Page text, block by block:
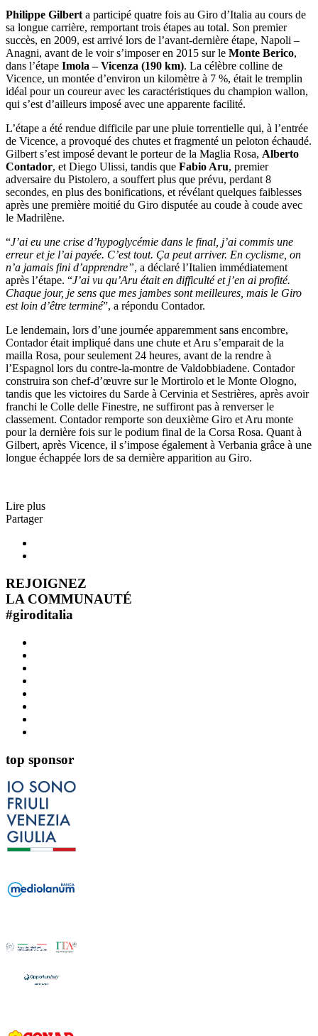
Philippe Gilberta participé quatre fois au Giro d’Italia au cours de
sa longue carrière, remportant trois étapes au total. Son premier
succès, en 2009, est arrivé lors de l’avant-dernière étape, Napoli –
Anagni, avant de le voir s’imposer en 2015 sur le Monte Berico,
dans l’étape Imola –Vicenza (190 km). La célèbre colline de
Vicence, un montée d’environ un kilomètre à 7 %, était le tremplin
idéal pour un coureur avec les caractéristiques du champion wallon,
qui s’est d’ailleurs imposé avec une apparente facilité.
L’étape a été rendue difficile par une pluie torrentielle qui, à l’entrée
de Vicence, a provoqué des chutes et fragmenté un peloton échaudé.
Gilbert s’est imposé devant le porteur de la Maglia Rosa, Alberto
Contador, et Diego Ulissi, tandis que Fabio Aru, premier
adversaire du Pistolero, a souffert plus que prévu, perdant 8
secondes, en plus des bonifications, et révélant quelques faiblesses
après une première moitié du Giro disputée au coude à coude avec
le Madrilène.
“J’ai eu une crise d’hypoglycémie dans le final, j’ai commis une
erreur et je l’ai payée. C’est tout. Ça peut arriver. En cyclisme, on
n’a jamais fini d’apprendre”, a déclaré l’Italien immédiatement
après l’étape. “J’ai vu qu’Aru était en difficulté et j’en ai profité.
Chaque jour, je sens que mes jambes sont meilleures, mais le Giro
est loin d’être terminé”, a répondu Contador.
Le lendemain, lors d’une journée apparemment sans encombre,
Contador était impliqué dans une chute et Aru s’emparait de la
mailla Rosa, pour seulement 24 heures, avant de la rendre à
l’Espagnol lors du contre-la-montre de Valdobbiadene. Contador
construira son chef-d’œuvre sur le Mortirolo et le Monte Ologno,
tandis que les victoires du Sarde à Cervinia et Sestrières, après avoir
franchi le Colle delle Finestre, ne suffiront pas à renverser le
classement. Contador remporte son deuxième Giro et Aru monte
pour la dernière fois sur le podium final de la Corsa Rosa. Quant à
Gilbert, après Vicence, il s’impose également à Verbania grâce à une
longue échappée lors de sa dernière apparition au Giro.
Lire plus
Partager
REJOIGNEZ
LA COMMUNAUTÉ
#giroditalia
top sponsor